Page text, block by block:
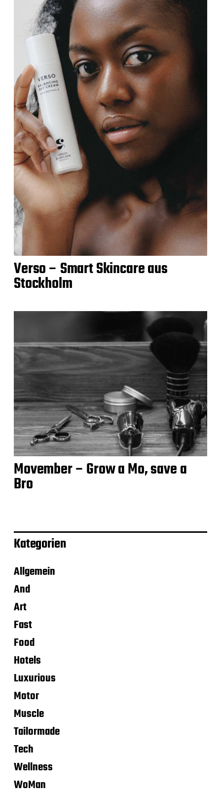
Verso – Smart Skincare aus
Stockholm
Movember – Grow a Mo, save a
Bro
Kategorien
Allgemein
And
Art
Fast
Food
Hotels
Luxurious
Motor
Muscle
Tailormade
Tech
Wellness
WoMan